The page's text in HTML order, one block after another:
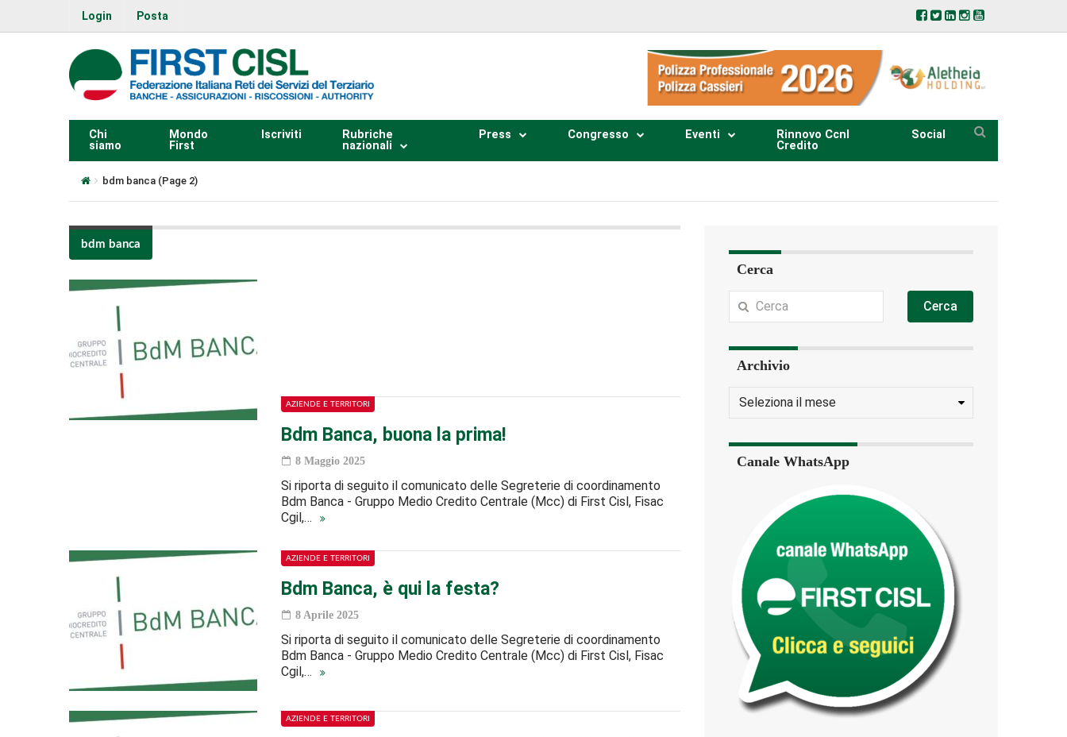
Login Posta
Chi
siamo
Mondo
First
Iscriviti
Rubriche
nazionali
Press Congresso Eventi
Rinnovo Ccnl
Credito
Social
bdm banca (Page 2)
bdm banca
AZIENDE E TERRITORI
Bdm Banca, buona la prima!
8 Maggio 2025
Si riporta di seguito il comunicato delle Segreterie di coordinamento
Bdm Banca - Gruppo Medio Credito Centrale (Mcc) di First Cisl, Fisac
Cgil,…
AZIENDE E TERRITORI
Bdm Banca, è qui la festa?
8 Aprile 2025
Si riporta di seguito il comunicato delle Segreterie di coordinamento
Bdm Banca - Gruppo Medio Credito Centrale (Mcc) di First Cisl, Fisac
Cgil,…
AZIENDE E TERRITORI
Cerca
Cerca
Archivio
Canale WhatsApp